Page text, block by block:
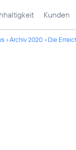
Kunden
Archiv 2020 Die